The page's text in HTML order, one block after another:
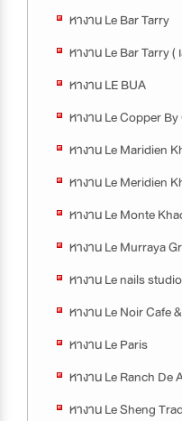
หางาน Le Bar Tarry
หางาน Le Bar Tarry (
หางาน LE BUA
หางาน Le Copper
หางาน Le Maridien
หางาน Le Meridien
หางาน Le Monte
หางาน Le Murraya
หางาน Le nails
หางาน Le Noir Cafe
หางาน Le Paris
หางาน Le Ranch De
หางาน Le Sheng